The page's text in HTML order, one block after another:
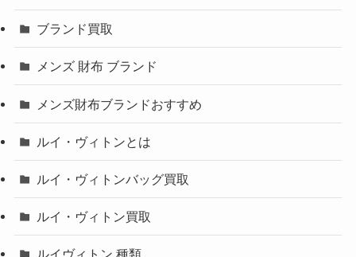
ブランド買取
メンズ 財布 ブランド
メンズ財布ブランドおすすめ
ルイ・ヴィトンとは
ルイ・ヴィトンバッグ買取
ルイ・ヴィトン買取
ルイヴィトン 種類